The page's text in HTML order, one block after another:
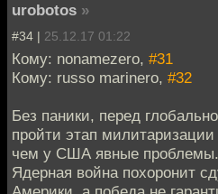
urobotos »
#34 | 25.12.17 01:22
Кому: nonamezero, #31
Кому: russo marinero, #32
Без паники, перед
пройти этап
чем у США явные проблемы.
Ядерная война похоронит